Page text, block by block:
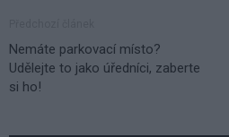
Nemáte parkovací místo?
Udělejte to jako úředníci, zaberte
si ho!